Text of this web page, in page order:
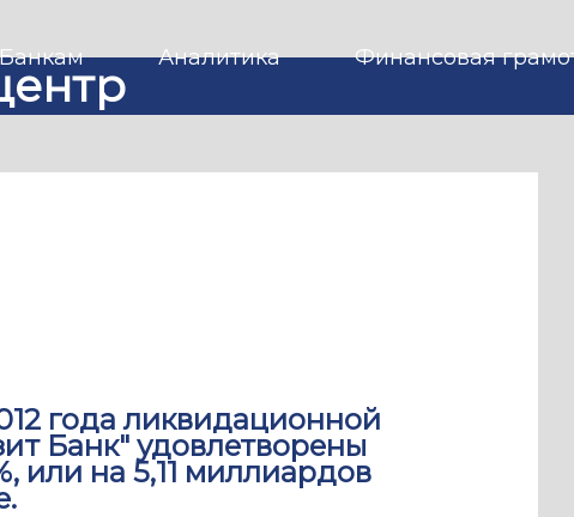
Банкам Аналитика Финансовая
года ликвидационной
Банк" удовлетворены
или на 5,11 миллиардов